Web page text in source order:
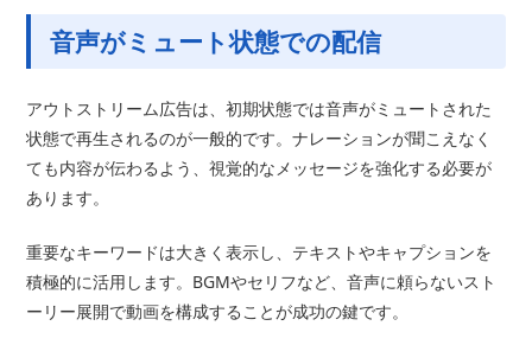
音声がミュート状態での配信
アウトストリーム広告は、初期状態では音声がミュートされた
状態で再生されるのが一般的です。ナレーションが聞こえなく
ても内容が伝わるよう、視覚的なメッセージを強化する必要が
あります。
重要なキーワードは大きく表示し、テキストやキャプションを
積極的に活用します。BGMやセリフなど、音声に頼らないスト
ーリー展開で動画を構成することが成功の鍵です。